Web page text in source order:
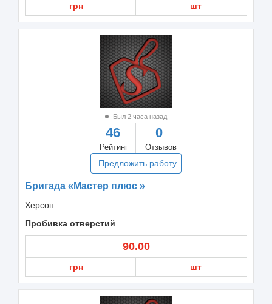
грн шт
Был 2 часа назад
46
Рейтинг
0
Отзывов
Предложить работу
Бригада «Мастер плюс »
Херсон
Пробивка отверстий
90.00
грн шт